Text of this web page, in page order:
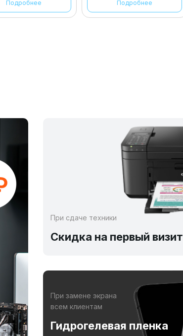
Подробнее Подробнее
При сдаче техники
Скидка на первый визит
При замене экрана
всем клиентам
Гидрогелевая пленка